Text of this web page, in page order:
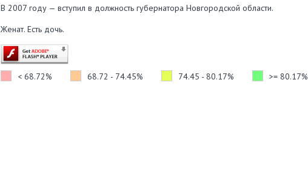
В 2007 году — вступил в должность губернатора Новгородской области.
Женат. Есть дочь.
< 68.72% 68.72 - 74.45% 74.45 - 80.17% >= 80.17%